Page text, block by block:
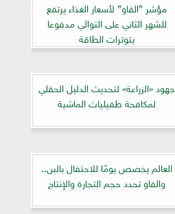
مؤشر ”الفاو” لأسعار الغذاء يرتفع
للشهر الثاني على التوالي مدفوعا
بتوترات الطاقة
جهود «الزراعة» لتحديث الدليل الحقلي
لمكافحة طفيليات الماشية
العالم يخصص يومًا للاحتفال بالبن..
والفاو تحدد حجم التجارة والإنتاج